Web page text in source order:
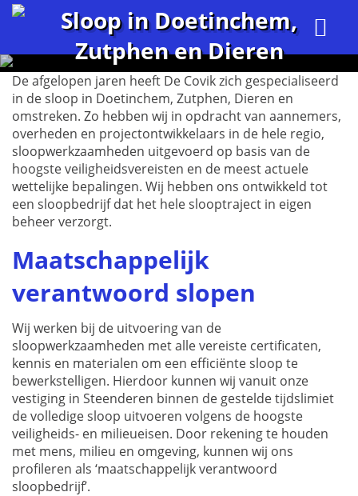
Sloop in Doetinchem,
Zutphen en Dieren
De afgelopen jaren heeft De Covik zich gespecialiseerd
in de sloop in Doetinchem, Zutphen, Dieren en
omstreken. Zo hebben wij in opdracht van aannemers,
overheden en projectontwikkelaars in de hele regio,
sloopwerkzaamheden uitgevoerd op basis van de
hoogste veiligheidsvereisten en de meest actuele
wettelijke bepalingen. Wij hebben ons ontwikkeld tot
een sloopbedrijf dat het hele slooptraject in eigen
beheer verzorgt.
Maatschappelijk
verantwoord slopen
Wij werken bij de uitvoering van de
sloopwerkzaamheden met alle vereiste certificaten,
kennis en materialen om een efficiënte sloop te
bewerkstelligen. Hierdoor kunnen wij vanuit onze
vestiging in Steenderen binnen de gestelde tijdslimiet
de volledige sloop uitvoeren volgens de hoogste
veiligheids- en milieueisen. Door rekening te houden
met mens, milieu en omgeving, kunnen wij ons
profileren als ‘maatschappelijk verantwoord
sloopbedrijf’.